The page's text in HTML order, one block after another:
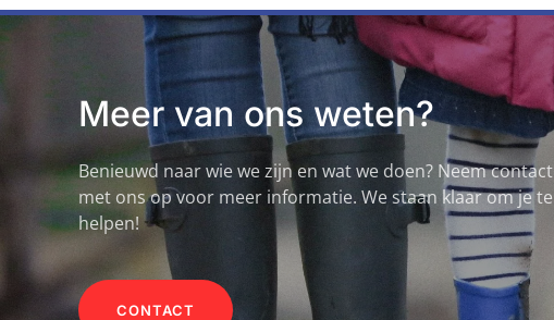
Meer van ons weten?
Benieuwd naar wie we zijn en wat we doen? Neem contact
met ons op voor meer informatie. We staan klaar om je te
helpen!
CONTACT